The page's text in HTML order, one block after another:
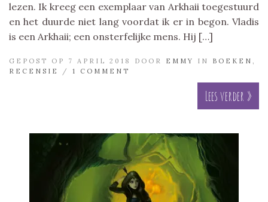
lezen. Ik kreeg een exemplaar van Arkhaii toegestuurd
en het duurde niet lang voordat ik er in begon. Vladis
is een Arkhaii; een onsterfelijke mens. Hij […]
GEPOST OP 7 APRIL 2018 DOOR EMMY IN BOEKEN
RECENSIE
/ 1 COMMENT
Lees verder »